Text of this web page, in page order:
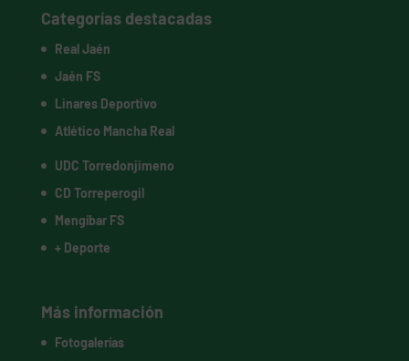
Categorías destacadas
Real Jaén
Jaén FS
Linares Deportivo
Atlético Mancha Real
UDC Torredonjimeno
CD Torreperogil
Mengíbar FS
+ Deporte
Más información
Fotogalerías